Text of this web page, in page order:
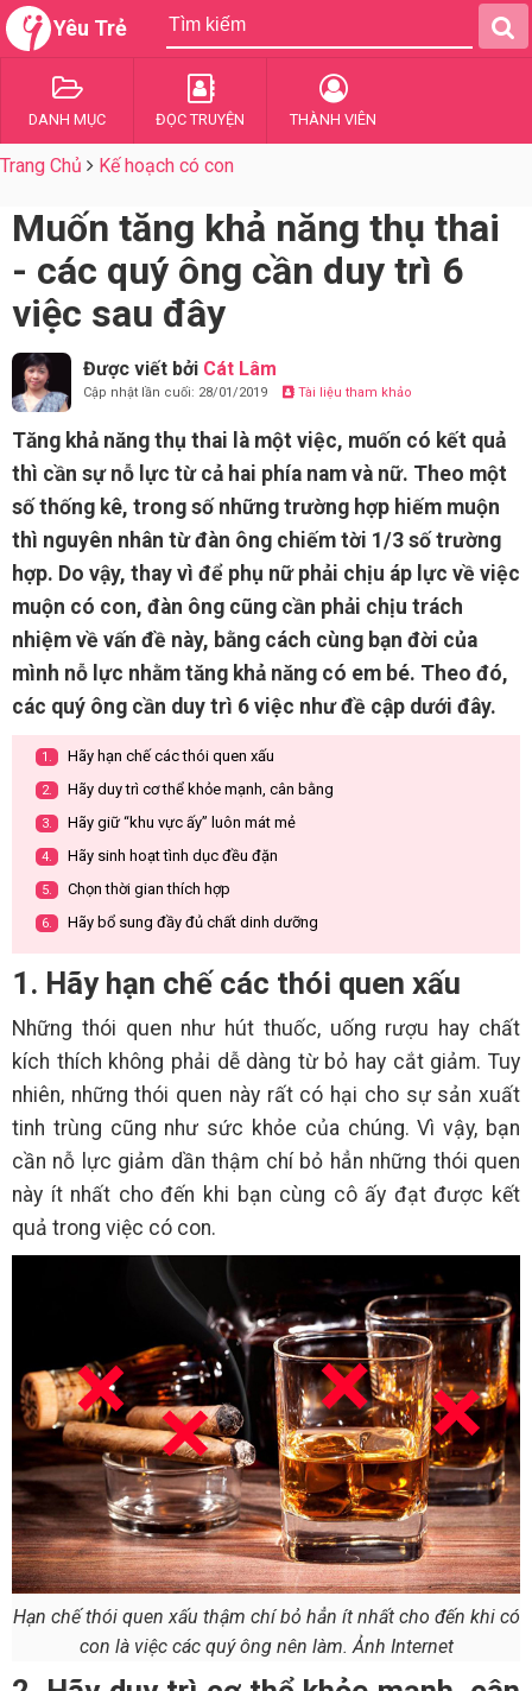
Yêu Trẻ
DANH MỤC ĐỌC TRUYỆN THÀNH VIÊN
Trang Chủ Kế hoạch có con
Muốn tăng khả năng thụ thai
- các quý ông cần duy trì 6
việc sau đây
Được viết bởi Cát Lâm
Cập nhật lần cuối: 28/01/2019 Tài liệu tham khảo
Tăng khả năng thụ thai là một việc, muốn có kết quả
thì cần sự nỗ lực từ cả hai phía nam và nữ. Theo một
số thống kê, trong số những trường hợp hiếm muộn
thì nguyên nhân từ đàn ông chiếm tời 1/3 số trường
hợp. Do vậy, thay vì để phụ nữ phải chịu áp lực về việc
muộn có con, đàn ông cũng cần phải chịu trách
nhiệm về vấn đề này, bằng cách cùng bạn đời của
mình nỗ lực nhằm tăng khả năng có em bé. Theo đó,
các quý ông cần duy trì 6 việc như đề cập dưới đây.
1. Hãy hạn chế các thói quen xấu
2. Hãy duy trì cơ thể khỏe mạnh, cân bằng
3. Hãy giữ “khu vực ấy” luôn mát mẻ
4. Hãy sinh hoạt tình dục đều đặn
5. Chọn thời gian thích hợp
6. Hãy bổ sung đầy đủ chất dinh dưỡng
1. Hãy hạn chế các thói quen xấu
Những thói quen như hút thuốc, uống rượu hay chất
kích thích không phải dễ dàng từ bỏ hay cắt giảm. Tuy
nhiên, những thói quen này rất có hại cho sự sản xuất
tinh trùng cũng như sức khỏe của chúng. Vì vậy, bạn
cần nỗ lực giảm dần thậm chí bỏ hẳn những thói quen
này ít nhất cho đến khi bạn cùng cô ấy đạt được kết
quả trong việc có con.
Hạn chế thói quen xấu thậm chí bỏ hẳn ít nhất cho đến khi có
con là việc các quý ông nên làm. Ảnh Internet